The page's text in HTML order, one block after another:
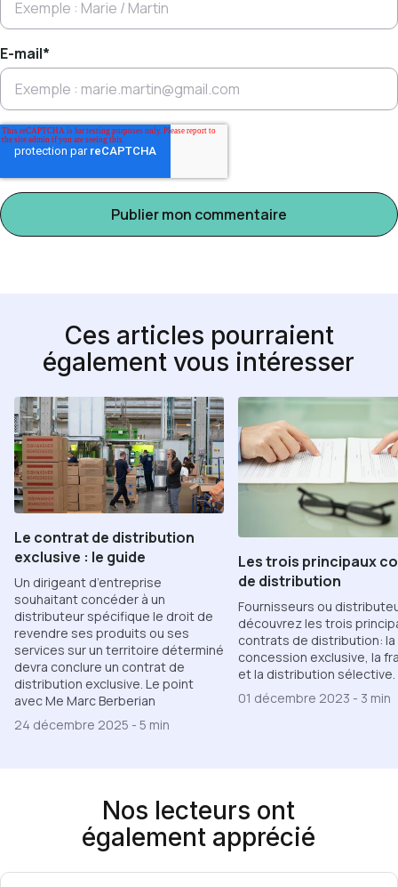
E-mail*
Ces articles pourraient
également vous intéresser
Le contrat de distribution
exclusive : le guide
Un dirigeant d’entreprise
souhaitant concéder à un
distributeur spécifique le droit de
revendre ses produits ou ses
services sur un territoire déterminé
devra conclure un contrat de
distribution exclusive. Le point
avec Me Marc Berberian
24 décembre 2025 - 5 min
Les trois principaux
de distribution
Fournisseurs ou
découvrez les trois
contrats de distribution: la
concession exclusive, la
et la distribution sélective.
01 décembre 2023 - 3 min
Nos lecteurs ont
également apprécié